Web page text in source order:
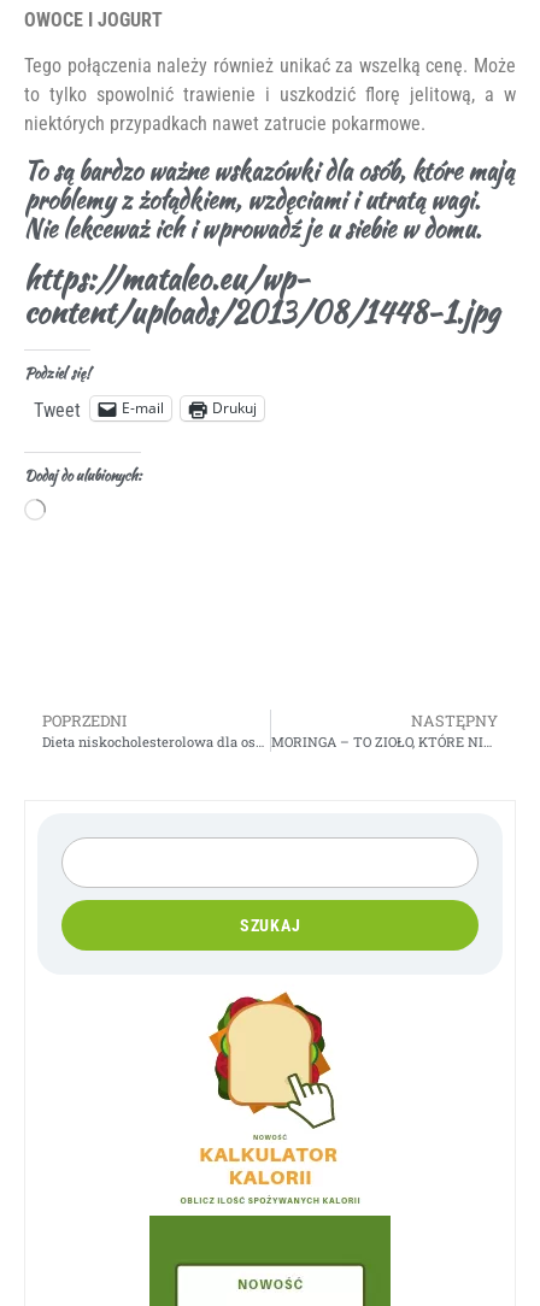
OWOCE I JOGURT
Tego połączenia należy również unikać za wszelką cenę. Może
to tylko spowolnić trawienie i uszkodzić florę jelitową, a w
niektórych przypadkach nawet zatrucie pokarmowe.
To są bardzo ważne wskazówki dla osób, które mają
problemy z żołądkiem, wzdęciami i utratą wagi.
Nie lekceważ ich i wprowadź je u siebie w domu.
https://mataleo.eu/wp-
content/uploads/2013/08/1448-1.jpg
Podziel się!
Tweet E-mail Drukuj
Dodaj do ulubionych:
SZUKAJ
POPRZEDNI NASTĘPNY
MORINGA – TO ZIOŁO, KTÓRE NISZCZY RAKA I ZATRZYMUJE CUKRZYCĘ – PRZEPISY